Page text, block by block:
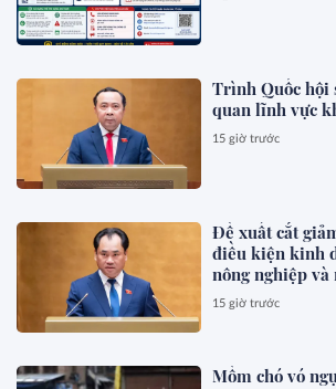
Trình Quốc hội
quan lĩnh vực
15 giờ trước
Đề xuất cắt
điều kiện kinh
nông nghiệp
15 giờ trước
Mồm chó vó